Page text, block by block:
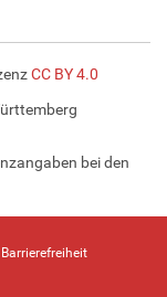
CC BY 4.0
bei den
Barrierefreiheit